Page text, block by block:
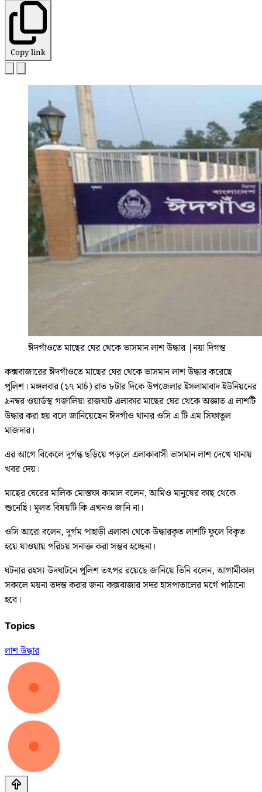
Copy link
ঈদগাঁওতে মাছের ঘের থেকে ভাসমান লাশ উদ্ধার |নয়া দিগন্ত
কক্সবাজারের ঈদগাঁওতে মাছের ঘের থেকে ভাসমান লাশ উদ্ধার করেছে
পুলিশ। মঙ্গলবার (১৭ মার্চ) রাত ৮টার দিকে উপজেলার ইসলামাবাদ ইউনিয়নের
৯নম্বর ওয়ার্ডস্থ গজালিয়া রাজঘাট এলাকার মাছের ঘের থেকে অজ্ঞাত এ লাশটি
উদ্ধার করা হয় বলে জানিয়েছেন ঈদগাঁও থানার ওসি এ টি এম সিফাতুল
মাজদার।
এর আগে বিকেলে দুর্গন্ধ ছড়িয়ে পড়লে এলাকাবাসী ভাসমান লাশ দেখে থানায়
খবর দেয়।
মাছের ঘেরের মালিক মোস্তফা কামাল বলেন, আমিও মানুষের কাছ থেকে
শুনেছি। মূলত বিষয়টি কি এখনও জানি না।
ওসি আরো বলেন, দুর্গম পাহাড়ী এলাকা থেকে উদ্ধারকৃত লাশটি ফুলে বিকৃত
হয়ে যাওয়ায় পরিচয় সনাক্ত করা সম্ভব হচ্ছেনা।
ঘটনার রহস্য উদঘাটনে পুলিশ তৎপর রয়েছে জানিয়ে তিনি বলেন, আগামীকাল
সকালে ময়না তদন্ত করার জন্য কক্সবাজার সদর হাসপাতালের মর্গে পাঠানো
হবে।
Topics
লাশ উদ্ধার